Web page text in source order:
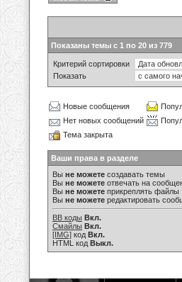
Показаны темы с 1 по 20 из 779
Критерий сортировки
Показать
Новые сообщения
Нет новых сообщений
Тема закрыта
Ваши права в разделе
Вы не можете создавать темы
Вы не можете отвечать на
Вы не можете прикреплять файлы
Вы не можете редактировать
BB коды Вкл.
Смайлы Вкл.
[IMG] код Вкл.
HTML код Выкл.